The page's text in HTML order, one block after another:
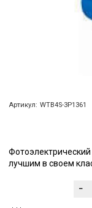
Артикул: WTB4S-3P1361
лучшим в своем